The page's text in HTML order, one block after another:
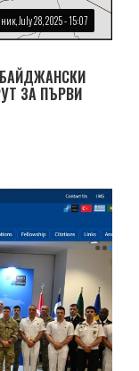
July 28, 2025 - 15:07
ЗА ПЪРВИ